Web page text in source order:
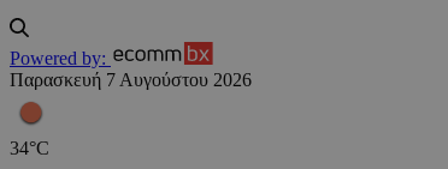
Powered by:
Παρασκευή 7 Αυγούστου 2026
34°C